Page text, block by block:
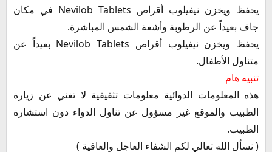
يحفظ ويخزن نيفيلوب أقراص Nevilob Tablets في مكان
جاف بعيداً عن الرطوبة وأشعة الشمس المباشرة.
يحفظ ويخزن نيفيلوب أقراص Nevilob Tablets بعيداً عن
متناول الأطفال.
تنبيه هام
هذه المعلومات الدوائية معلومات تثقيفية لا تغني عن زيارة
الطبيب والموقع غير مسؤول عن تناول الدواء دون استشارة
الطبيب.
( نسأل الله تعالي لكم الشفاء العاجل والعافية )